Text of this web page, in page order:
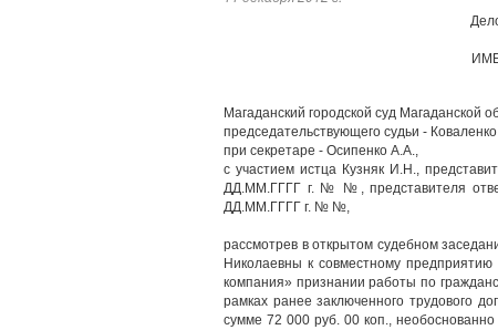
Магаданский городской суд Магаданской
председательствующего судьи -
при секретаре - Осипенко А.А.,
с участием истца Кузняк И.Н.,
ДД.ММ.ГГГГ г. № №, представителя
ДД.ММ.ГГГГ г. № №,
рассмотрев в открытом судебном
Николаевны к совместному предприятию
компания» признании работы по
рамках ранее заключенного трудового
сумме 72 000 руб. 00 коп.,